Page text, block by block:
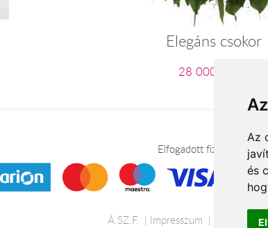
Az
és
Elegáns csokor
28 000 Ft-tól
Elfogadott fizetési módok
Á.SZ.F. Impresszum